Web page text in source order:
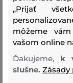
„Prijať
môžeme
vašom online
Ďakujeme, k
slušne. Zásady